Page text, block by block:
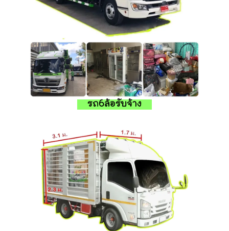
รถ6ล้อรับจ้าง